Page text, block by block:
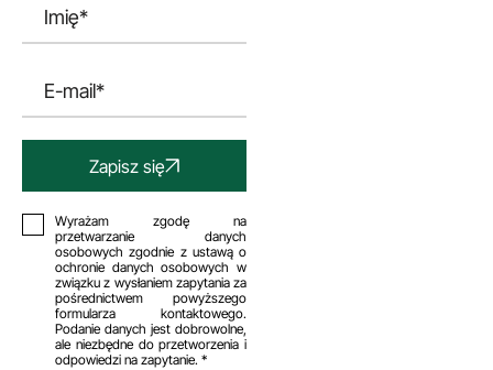
Wyrażam zgodę na
przetwarzanie danych
osobowych zgodnie z ustawą o
ochronie danych osobowych w
związku z wysłaniem zapytania za
pośrednictwem powyższego
formularza kontaktowego.
Podanie danych jest dobrowolne,
ale niezbędne do przetworzenia i
odpowiedzi na zapytanie. *
Zapisz się